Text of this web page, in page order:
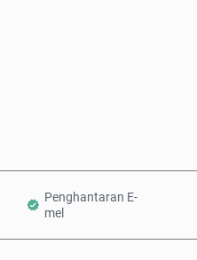
Penghantaran E-
mel